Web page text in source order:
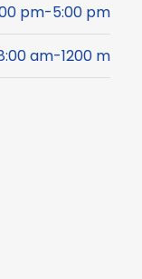
pm-5:00 pm
am-1200 m